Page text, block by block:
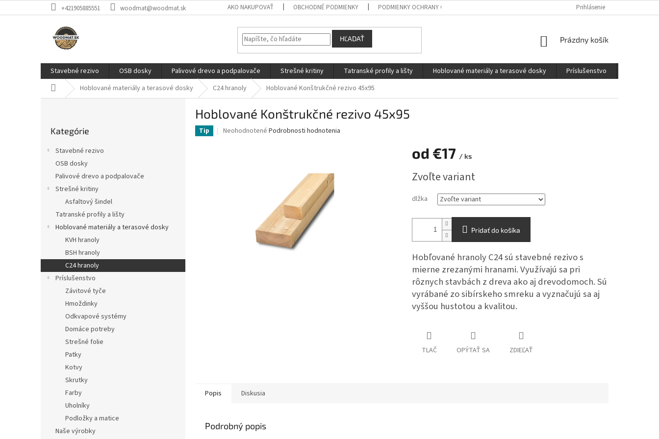
na
+421905885551 woodmat@woodmat.sk AKO NAKUPOVAŤ OBCHODNÉ PODMIENKY PODMIENKY OCHRANY OSOBNÝCH ÚDAJOV Prihlásenie
HĽADAŤ
NÁKUPNÝ
Prázdny košík
Stavebné rezivo OSB dosky Palivové drevo a podpalovače Strešné kritiny Tatranské profily a lišty Hoblované materiály a terasové dosky Príslušenstvo
DomovHoblované materiály a terasové dosky C24 hranoly Hoblované Konštrukčné rezivo 45x95
kategórie
Kategórie
Stavebné rezivo
OSB dosky
Palivové drevo a podpalovače
Strešné kritiny
Asfaltový šindel
Tatranské profily a lišty
Hoblované materiály a terasové dosky
KVH hranoly
BSH hranoly
C24 hranoly
Príslušenstvo
Závitové tyče
Hmoždinky
Odkvapové systémy
Domáce potreby
Strešné folie
Patky
Kotvy
Skrutky
Farby
Uholníky
Podložky a matice
Naše výrobky
Hoblované Konštrukčné rezivo 45x95
Tip
Priemerné
Neohodnotené Podrobnosti hodnotenia
od €17 / ks
cena:
Zvoľte variant
dlžka
Pridať do košíka
Hobľované hranoly C24 sú stavebné rezivo s
mierne zrezanými hranami. Využívajú sa pri
rôznych stavbách z dreva ako aj drevodomoch. Sú
vyrábané zo sibírskeho smreku a vyznačujú sa aj
vyššou hustotou a kvalitou.
TLAČ OPÝTAŤ SA ZDIEĽAŤ
Popis Diskusia
Podrobný popis